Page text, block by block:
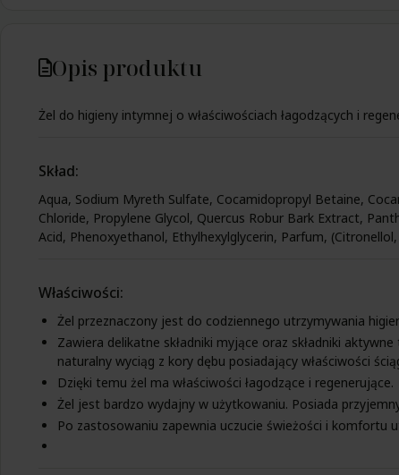
Opis produktu
Żel do higieny intymnej o właściwościach łagodzących i
Skład:
Aqua, Sodium Myreth Sulfate, Cocamidopropyl Betaine,
Chloride, Propylene Glycol, Quercus Robur Bark Extract,
Acid, Phenoxyethanol, Ethylhexylglycerin, Parfum,
Właściwości:
Żel przeznaczony jest do codziennego utrzymywania
Zawiera delikatne składniki myjące oraz składniki
naturalny wyciąg z kory dębu posiadający właściwości
Dzięki temu żel ma właściwości łagodzące i regenerujące.
Żel jest bardzo wydajny w użytkowaniu. Posiada
Po zastosowaniu zapewnia uczucie świeżości i komfortu